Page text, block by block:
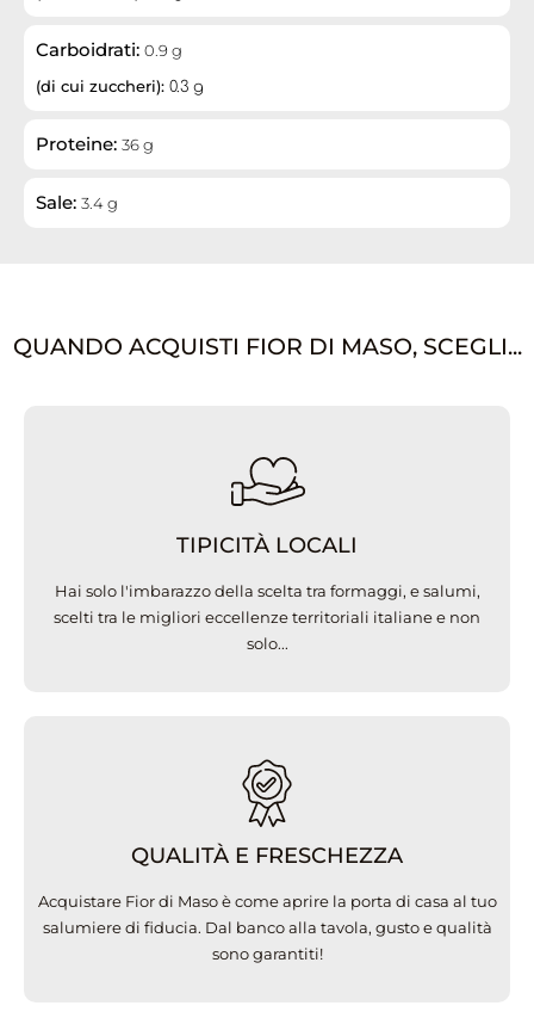
Carboidrati: 0.9 g
(di cui zuccheri): 0.3 g
Proteine: 36 g
Sale: 3.4 g
QUANDO ACQUISTI FIOR DI MASO, SCEGLI...
TIPICITÀ LOCALI
Hai solo l'imbarazzo della scelta tra formaggi, e salumi,
scelti tra le migliori eccellenze territoriali italiane e non
solo...
QUALITÀ E FRESCHEZZA
Acquistare Fior di Maso è come aprire la porta di casa al tuo
salumiere di fiducia. Dal banco alla tavola, gusto e qualità
sono garantiti!